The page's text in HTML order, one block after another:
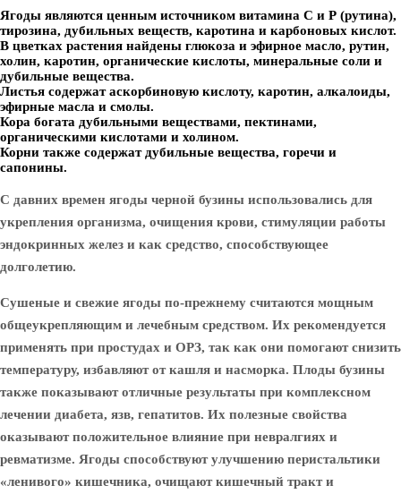
Ягоды являются ценным источником витамина С и Р (рутина),
тирозина, дубильных веществ, каротина и карбоновых кислот.
В цветках растения найдены глюкоза и эфирное масло, рутин,
холин, каротин, органические кислоты, минеральные соли и
дубильные вещества.
Листья содержат аскорбиновую кислоту, каротин, алкалоиды,
эфирные масла и смолы.
Кора богата дубильными веществами, пектинами,
органическими кислотами и холином.
Корни также содержат дубильные вещества, горечи и
сапонины.
С давних времен ягоды черной бузины использовались для
укрепления организма, очищения крови, стимуляции работы
эндокринных желез и как средство, способствующее
долголетию.
Сушеные и свежие ягоды по-прежнему считаются мощным
общеукрепляющим и лечебным средством. Их рекомендуется
применять при простудах и ОРЗ, так как они помогают снизить
температуру, избавляют от кашля и насморка. Плоды бузины
также показывают отличные результаты при комплексном
лечении диабета, язв, гепатитов. Их полезные свойства
оказывают положительное влияние при невралгиях и
ревматизме. Ягоды способствуют улучшению перистальтики
«ленивого» кишечника, очищают кишечный тракт и